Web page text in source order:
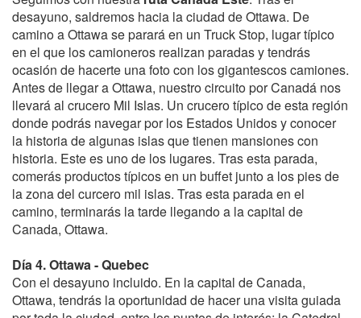
desayuno, saldremos hacia la ciudad de Ottawa. De
camino a Ottawa se parará en un Truck Stop, lugar típico
en el que los camioneros realizan paradas y tendrás
ocasión de hacerte una foto con los gigantescos camiones.
Antes de llegar a Ottawa, nuestro circuito por Canadá nos
llevará al crucero Mil Islas. Un crucero típico de esta región
donde podrás navegar por los Estados Unidos y conocer
la historia de algunas islas que tienen mansiones con
historia. Este es uno de los lugares. Tras esta parada,
comerás productos típicos en un buffet junto a los pies de
la zona del curcero mil islas. Tras esta parada en el
camino, terminarás la tarde llegando a la capital de
Canada, Ottawa.
Día 4. Ottawa - Quebec
Con el desayuno incluido. En la capital de Canada,
Ottawa, tendrás la oportunidad de hacer una visita guiada